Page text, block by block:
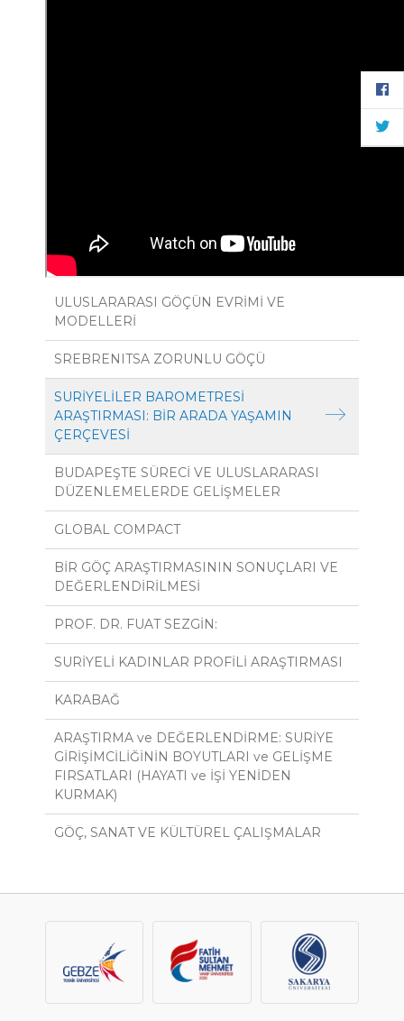
ULUSLARARASI GÖÇÜN EVRİMİ VE
MODELLERİ
SREBRENITSA ZORUNLU GÖÇÜ
SURİYELİLER BAROMETRESİ
ARAŞTIRMASI: BİR ARADA YAŞAMIN
ÇERÇEVESİ
BUDAPEŞTE SÜRECİ VE ULUSLARARASI
DÜZENLEMELERDE GELİŞMELER
GLOBAL COMPACT
BİR GÖÇ ARAŞTIRMASININ SONUÇLARI VE
DEĞERLENDİRİLMESİ
PROF. DR. FUAT SEZGİN:
SURİYELİ KADINLAR PROFİLİ ARAŞTIRMASI
KARABAĞ
ARAŞTIRMA ve DEĞERLENDİRME: SURİYE
GİRİŞİMCİLİĞİNİN BOYUTLARI ve GELİŞME
FIRSATLARI (HAYATI ve İŞİ YENİDEN
KURMAK)
GÖÇ, SANAT VE KÜLTÜREL ÇALIŞMALAR